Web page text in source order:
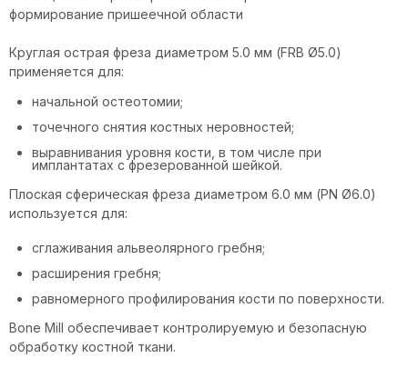
формирование пришеечной области
Круглая острая фреза диаметром 5.0 мм (FRB Ø5.0)
применяется для:
начальной остеотомии;
точечного снятия костных неровностей;
выравнивания уровня кости, в том числе при
имплантатах с фрезерованной шейкой.
Плоская сферическая фреза диаметром 6.0 мм (PN Ø6.0)
используется для:
сглаживания альвеолярного гребня;
расширения гребня;
равномерного профилирования кости по поверхности.
Bone Mill обеспечивает контролируемую и безопасную
обработку костной ткани.